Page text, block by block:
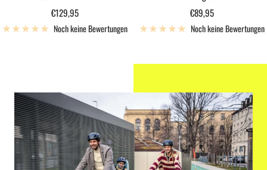
Angebotspreis
€129,95
Noch keine Bewertungen
Angebotspreis
€89,95
Noch keine Bewertungen